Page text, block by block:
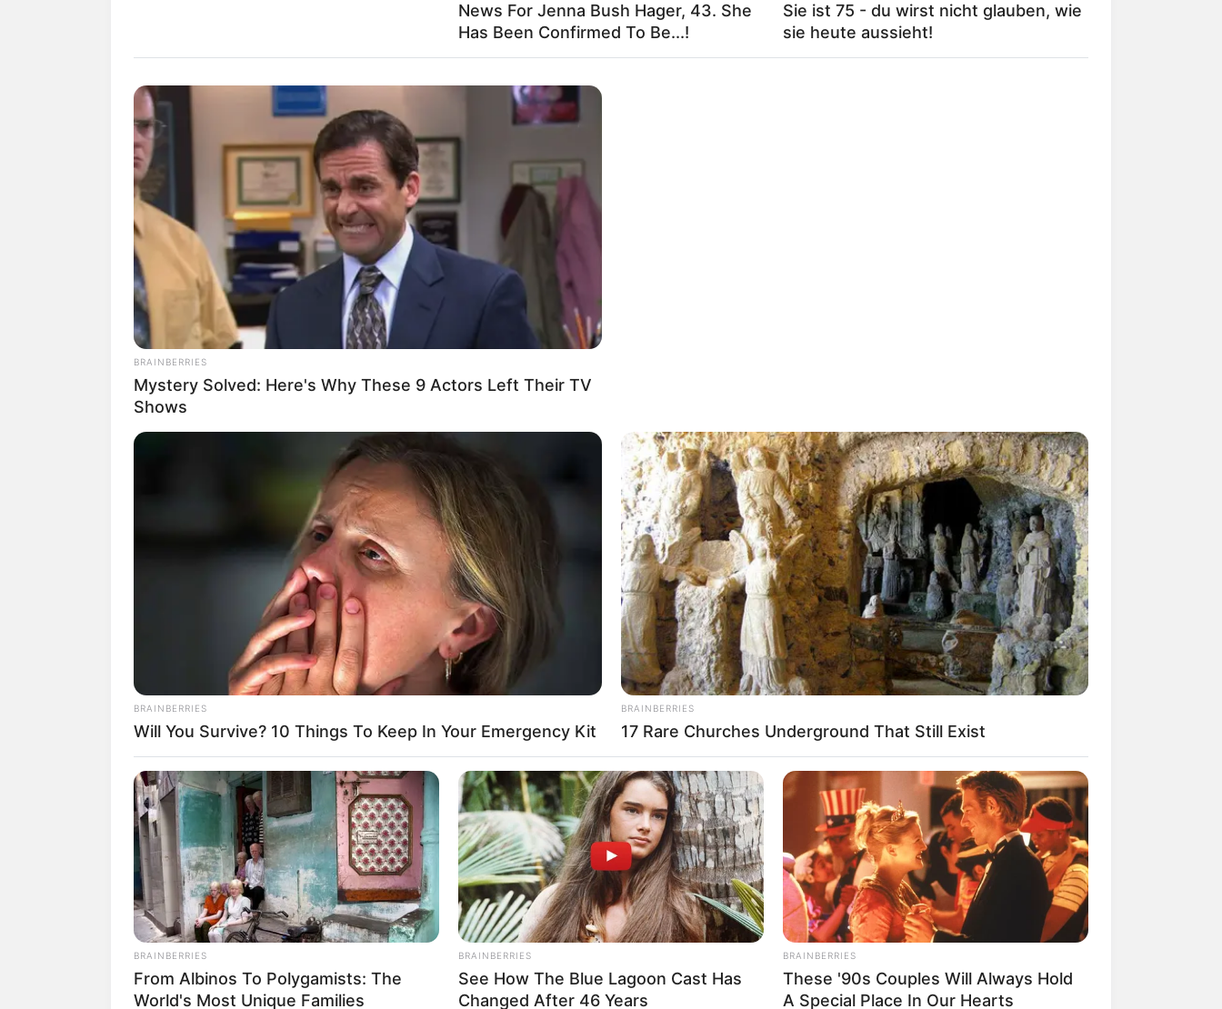
News For Jenna Bush Hager, 43. She
Has Been Confirmed To Be...!
Sie ist 75 - du wirst nicht glauben, wie
sie heute aussieht!
BRAINBERRIES
Mystery Solved: Here's Why These 9 Actors Left Their TV
Shows
BRAINBERRIES
Will You Survive? 10 Things To Keep In Your Emergency Kit
BRAINBERRIES
17 Rare Churches Underground That Still Exist
BRAINBERRIES
From Albinos To Polygamists: The
World's Most Unique Families
BRAINBERRIES
See How The Blue Lagoon Cast Has
Changed After 46 Years
BRAINBERRIES
These '90s Couples Will Always Hold
A Special Place In Our Hearts